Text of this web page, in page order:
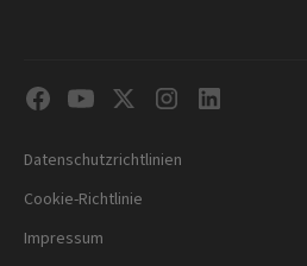
Datenschutzrichtlinien
Cookie-Richtlinie
Impressum